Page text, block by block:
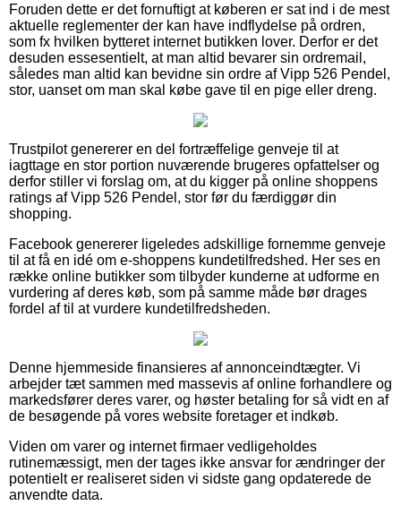
Foruden dette er det fornuftigt at køberen er sat ind i de mest
aktuelle reglementer der kan have indflydelse på ordren,
som fx hvilken bytteret internet butikken lover. Derfor er det
desuden essesentielt, at man altid bevarer sin ordremail,
således man altid kan bevidne sin ordre af Vipp 526 Pendel,
stor, uanset om man skal købe gave til en pige eller dreng.
Trustpilot genererer en del fortræffelige genveje til at
iagttage en stor portion nuværende brugeres opfattelser og
derfor stiller vi forslag om, at du kigger på online shoppens
ratings af Vipp 526 Pendel, stor før du færdiggør din
shopping.
Facebook genererer ligeledes adskillige fornemme genveje
til at få en idé om e-shoppens kundetilfredshed. Her ses en
række online butikker som tilbyder kunderne at udforme en
vurdering af deres køb, som på samme måde bør drages
fordel af til at vurdere kundetilfredsheden.
Denne hjemmeside finansieres af annonceindtægter. Vi
arbejder tæt sammen med massevis af online forhandlere og
markedsfører deres varer, og høster betaling for så vidt en af
de besøgende på vores website foretager et indkøb.
Viden om varer og internet firmaer vedligeholdes
rutinemæssigt, men der tages ikke ansvar for ændringer der
potentielt er realiseret siden vi sidste gang opdaterede de
anvendte data.